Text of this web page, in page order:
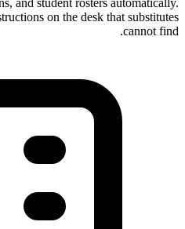
and student rosters automatically.
on the desk that substitutes
cannot find.